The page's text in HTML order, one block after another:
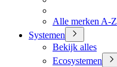
Alle merken A-Z
Systemen
Bekijk alles
Ecosystemen